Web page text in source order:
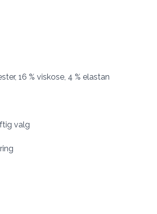
16 % viskose, 4 % elastan
valg